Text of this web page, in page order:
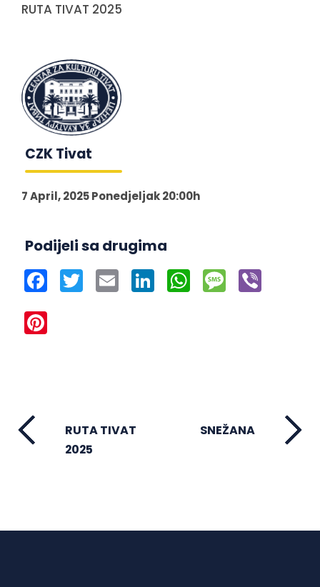
CZK Tivat
7 April, 2025 Ponedjeljak 20:00h
Podijeli sa drugima
Facebook
Twitter Email LinkedInWhatsApp
Message
RUTA TIVAT 2025
RUTA TIVAT
2025
SNEŽANA